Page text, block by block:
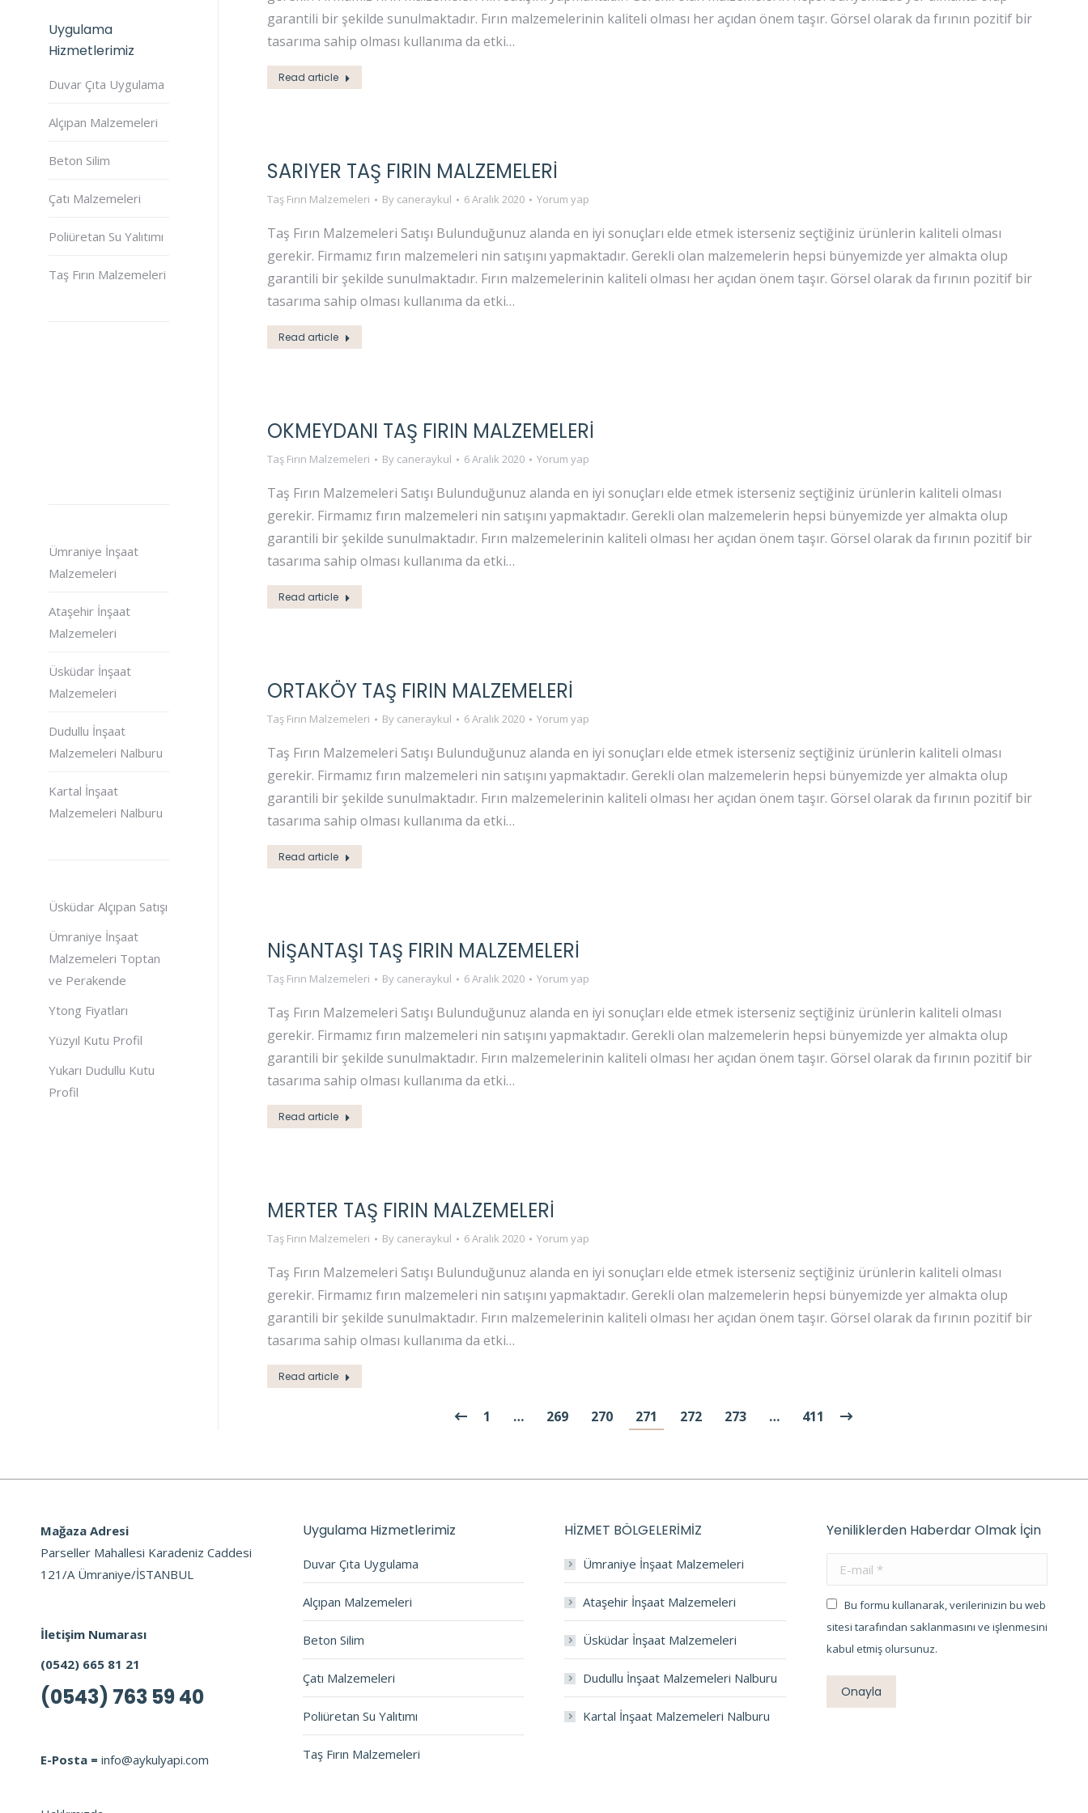
garantili bir şekilde sunulmaktadır. Fırın malzemelerinin kaliteli olması her açıdan önem taşır. Görsel olarak da fırının pozitif bir
tasarıma sahip olması kullanıma da etki…
Read article
SARIYER TAŞ FIRIN MALZEMELERI
Taş Fırın Malzemeleri By caneraykul 6 Aralık 2020 Yorum yap
Taş Fırın Malzemeleri Satışı Bulunduğunuz alanda en iyi sonuçları elde etmek isterseniz seçtiğiniz ürünlerin kaliteli olması
gerekir. Firmamız fırın malzemeleri nin satışını yapmaktadır. Gerekli olan malzemelerin hepsi bünyemizde yer almakta olup
garantili bir şekilde sunulmaktadır. Fırın malzemelerinin kaliteli olması her açıdan önem taşır. Görsel olarak da fırının pozitif bir
tasarıma sahip olması kullanıma da etki…
Read article
OKMEYDANI TAŞ FIRIN MALZEMELERI
Taş Fırın Malzemeleri By caneraykul 6 Aralık 2020 Yorum yap
Taş Fırın Malzemeleri Satışı Bulunduğunuz alanda en iyi sonuçları elde etmek isterseniz seçtiğiniz ürünlerin kaliteli olması
gerekir. Firmamız fırın malzemeleri nin satışını yapmaktadır. Gerekli olan malzemelerin hepsi bünyemizde yer almakta olup
garantili bir şekilde sunulmaktadır. Fırın malzemelerinin kaliteli olması her açıdan önem taşır. Görsel olarak da fırının pozitif bir
tasarıma sahip olması kullanıma da etki…
Read article
ORTAKÖY TAŞ FIRIN MALZEMELERI
Taş Fırın Malzemeleri By caneraykul 6 Aralık 2020 Yorum yap
Taş Fırın Malzemeleri Satışı Bulunduğunuz alanda en iyi sonuçları elde etmek isterseniz seçtiğiniz ürünlerin kaliteli olması
gerekir. Firmamız fırın malzemeleri nin satışını yapmaktadır. Gerekli olan malzemelerin hepsi bünyemizde yer almakta olup
garantili bir şekilde sunulmaktadır. Fırın malzemelerinin kaliteli olması her açıdan önem taşır. Görsel olarak da fırının pozitif bir
tasarıma sahip olması kullanıma da etki…
Read article
NIŞANTAŞI TAŞ FIRIN MALZEMELERI
Taş Fırın Malzemeleri By caneraykul 6 Aralık 2020 Yorum yap
Taş Fırın Malzemeleri Satışı Bulunduğunuz alanda en iyi sonuçları elde etmek isterseniz seçtiğiniz ürünlerin kaliteli olması
gerekir. Firmamız fırın malzemeleri nin satışını yapmaktadır. Gerekli olan malzemelerin hepsi bünyemizde yer almakta olup
garantili bir şekilde sunulmaktadır. Fırın malzemelerinin kaliteli olması her açıdan önem taşır. Görsel olarak da fırının pozitif bir
tasarıma sahip olması kullanıma da etki…
Read article
MERTER TAŞ FIRIN MALZEMELERI
Taş Fırın Malzemeleri By caneraykul 6 Aralık 2020 Yorum yap
Taş Fırın Malzemeleri Satışı Bulunduğunuz alanda en iyi sonuçları elde etmek isterseniz seçtiğiniz ürünlerin kaliteli olması
gerekir. Firmamız fırın malzemeleri nin satışını yapmaktadır. Gerekli olan malzemelerin hepsi bünyemizde yer almakta olup
garantili bir şekilde sunulmaktadır. Fırın malzemelerinin kaliteli olması her açıdan önem taşır. Görsel olarak da fırının pozitif bir
tasarıma sahip olması kullanıma da etki…
Read article
1 … 269 270 271 272 273 … 411
Uygulama
Hizmetlerimiz
Duvar Çıta Uygulama
Alçıpan Malzemeleri
Beton Silim
Çatı Malzemeleri
Poliüretan Su Yalıtımı
Taş Fırın Malzemeleri
Ümraniye İnşaat
Malzemeleri
Ataşehir İnşaat
Malzemeleri
Üsküdar İnşaat
Malzemeleri
Dudullu İnşaat
Malzemeleri Nalburu
Kartal İnşaat
Malzemeleri Nalburu
Üsküdar Alçıpan Satışı
Ümraniye İnşaat
Malzemeleri Toptan
ve Perakende
Ytong Fiyatları
Yüzyıl Kutu Profil
Yukarı Dudullu Kutu
Profil
Mağaza Adresi
Parseller Mahallesi Karadeniz Caddesi
121/A Ümraniye/İSTANBUL
İletişim Numarası
(0542) 665 81 21
(0543) 763 59 40
E-Posta = info@aykulyapi.com
Uygulama Hizmetlerimiz
Duvar Çıta Uygulama
Alçıpan Malzemeleri
Beton Silim
Çatı Malzemeleri
Poliüretan Su Yalıtımı
Taş Fırın Malzemeleri
HİZMET BÖLGELERİMİZ
Ümraniye İnşaat Malzemeleri
Ataşehir İnşaat Malzemeleri
Üsküdar İnşaat Malzemeleri
Dudullu İnşaat Malzemeleri Nalburu
Kartal İnşaat Malzemeleri Nalburu
Yeniliklerden Haberdar Olmak İçin
E-mail *
Bu formu kullanarak, verilerinizin bu web
sitesi tarafından saklanmasını ve işlenmesini
kabul etmiş olursunuz.
Onayla